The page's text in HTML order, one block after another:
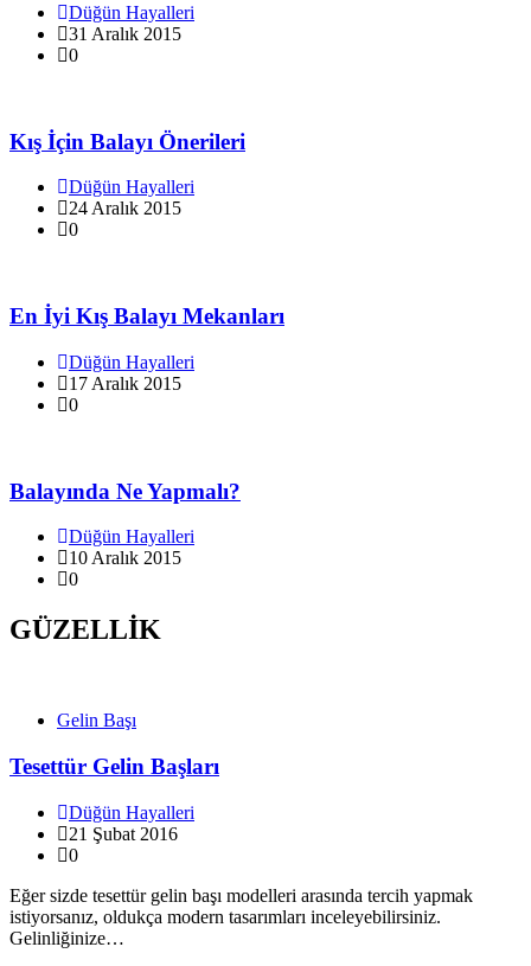
Düğün Hayalleri
31 Aralık 2015
0
Kış İçin Balayı Önerileri
Düğün Hayalleri
24 Aralık 2015
0
En İyi Kış Balayı Mekanları
Düğün Hayalleri
17 Aralık 2015
0
Balayında Ne Yapmalı?
Düğün Hayalleri
10 Aralık 2015
0
GÜZELLİK
Gelin Başı
Tesettür Gelin Başları
Düğün Hayalleri
21 Şubat 2016
0
Eğer sizde tesettür gelin başı modelleri arasında tercih yapmak
istiyorsanız, oldukça modern tasarımları inceleyebilirsiniz.
Gelinliğinize…